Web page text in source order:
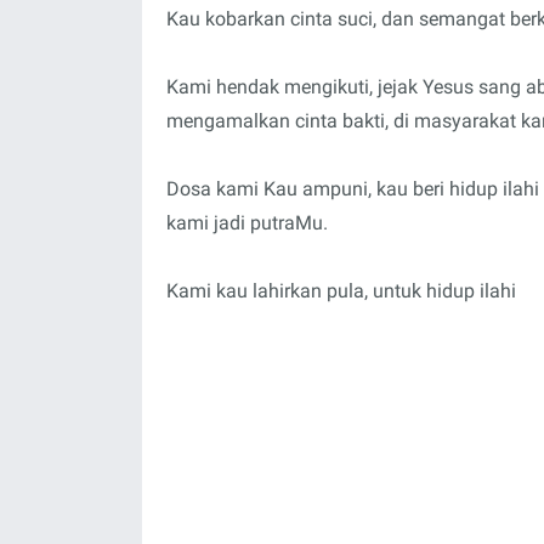
Kau kobarkan cinta suci, dan semangat
Kami hendak mengikuti, jejak Yesus sang
mengamalkan cinta bakti, di masyarakat
Dosa kami Kau ampuni, kau beri hidup ilahi
kami jadi putraMu.
Kami kau lahirkan pula, untuk hidup ilahi